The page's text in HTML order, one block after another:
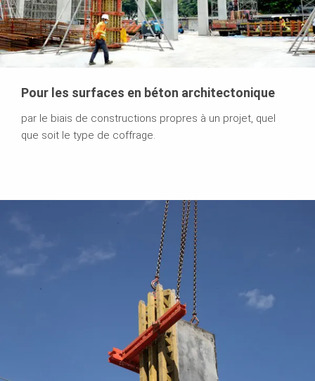
Pour les surfaces en béton architectonique
par le biais de constructions propres à un projet, quel
que soit le type de coffrage.